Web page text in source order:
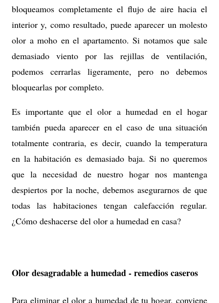
bloqueamos completamente el flujo de aire hacia el
interior y, como resultado, puede aparecer un molesto
olor a moho en el apartamento. Si notamos que sale
demasiado viento por las rejillas de ventilación,
podemos cerrarlas ligeramente, pero no debemos
bloquearlas por completo.
Es importante que el olor a humedad en el hogar
también pueda aparecer en el caso de una situación
totalmente contraria, es decir, cuando la temperatura
en la habitación es demasiado baja. Si no queremos
que la necesidad de nuestro hogar nos mantenga
despiertos por la noche, debemos asegurarnos de que
todas las habitaciones tengan calefacción regular.
¿Cómo deshacerse del olor a humedad en casa?
Olor desagradable a humedad - remedios caseros
Para eliminar el olor a humedad de tu hogar, conviene